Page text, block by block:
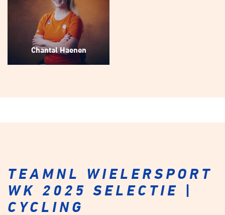
Chantal Haenen
TEAMNL WIELERSPORT
WK 2025 SELECTIE |
CYCLING